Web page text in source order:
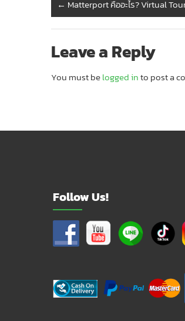
← Matterport คืออะไร? Virtual
Leave a Reply
You must belogged into post a
Follow Us!